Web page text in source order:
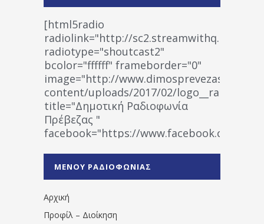
[html5radio
radiolink="http://
radiotype="shoutcast2"
bcolor="ffffff" frameborder="0"
image="http://www.dimosprevezas.gr/wp-
content/uploads/2017/02/
title="Δημοτική Ραδιοφωνία
Πρέβεζας "
facebook="https://www.facebook.com/
1531194763766854/" artist="" ]
ΜΕΝΟΥ ΡΑΔΙΟΦΩΝΙΑΣ
Αρχική
Προφίλ – Διοίκηση